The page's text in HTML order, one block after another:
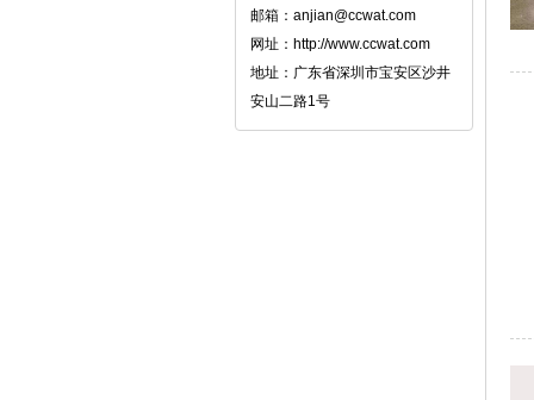
邮箱：anjian@ccwat.com
网址：http://www.ccwat.com
地址：广东省深圳市宝安区沙井
安山二路1号